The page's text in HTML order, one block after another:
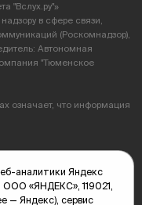
"Вслух.ру"»
в сфере связи,
(Роскомнадзор),
Автономная
"Тюменское
означает, что информация
28А
аналитики Яндекс
«ЯНДЕКС», 119021,
— Яндекс), сервис